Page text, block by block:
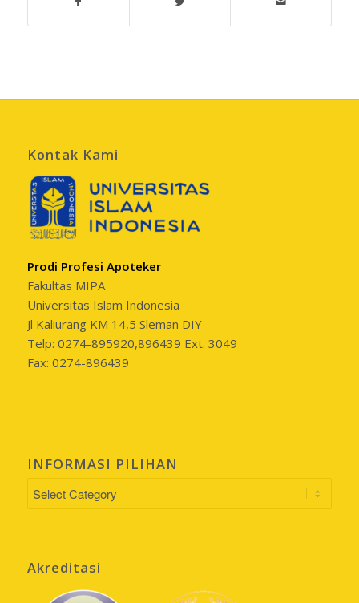
Kontak Kami
Prodi Profesi Apoteker
Fakultas MIPA
Universitas Islam Indonesia
Jl Kaliurang KM 14,5 Sleman DIY
Telp: 0274-895920,896439 Ext. 3049
Fax: 0274-896439
INFORMASI PILIHAN
INFORMASI
Akreditasi